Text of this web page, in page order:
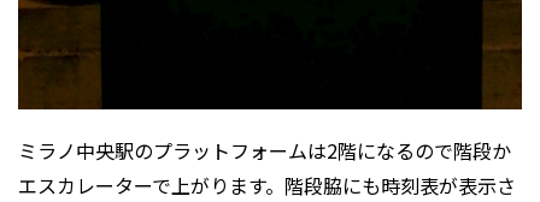
ミラノ中央駅のプラットフォームは2階になるので階段か
エスカレーターで上がります。階段脇にも時刻表が表示さ